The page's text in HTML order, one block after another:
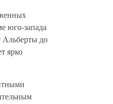
юго-запада
Альберты до
ярко